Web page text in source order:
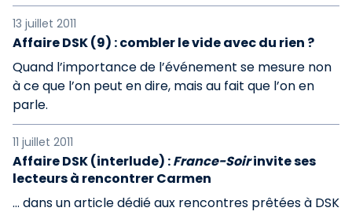
13 juillet 2011
Affaire DSK (9) : combler le vide avec du rien ?
Quand l’importance de l’événement se mesure non
à ce que l’on peut en dire, mais au fait que l’on en
parle.
11 juillet 2011
Affaire DSK (interlude) :France-Soirinvite ses
lecteurs à rencontrer Carmen
… dans un article dédié aux rencontres prêtées à DSK